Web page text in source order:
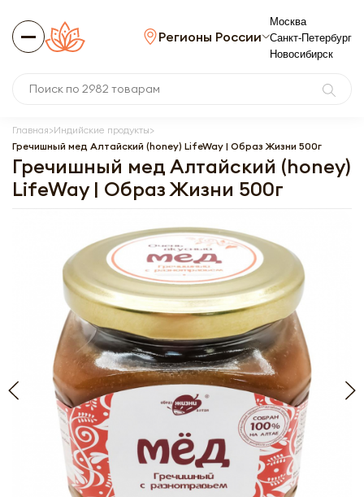
Регионы России
Москва
Санкт-Петербург
Новосибирск
Главная Индийские продукты
Гречишный мед Алтайский (honey) LifeWay | Образ Жизни 500г
Гречишный мед Алтайский (honey)
LifeWay | Образ Жизни 500г